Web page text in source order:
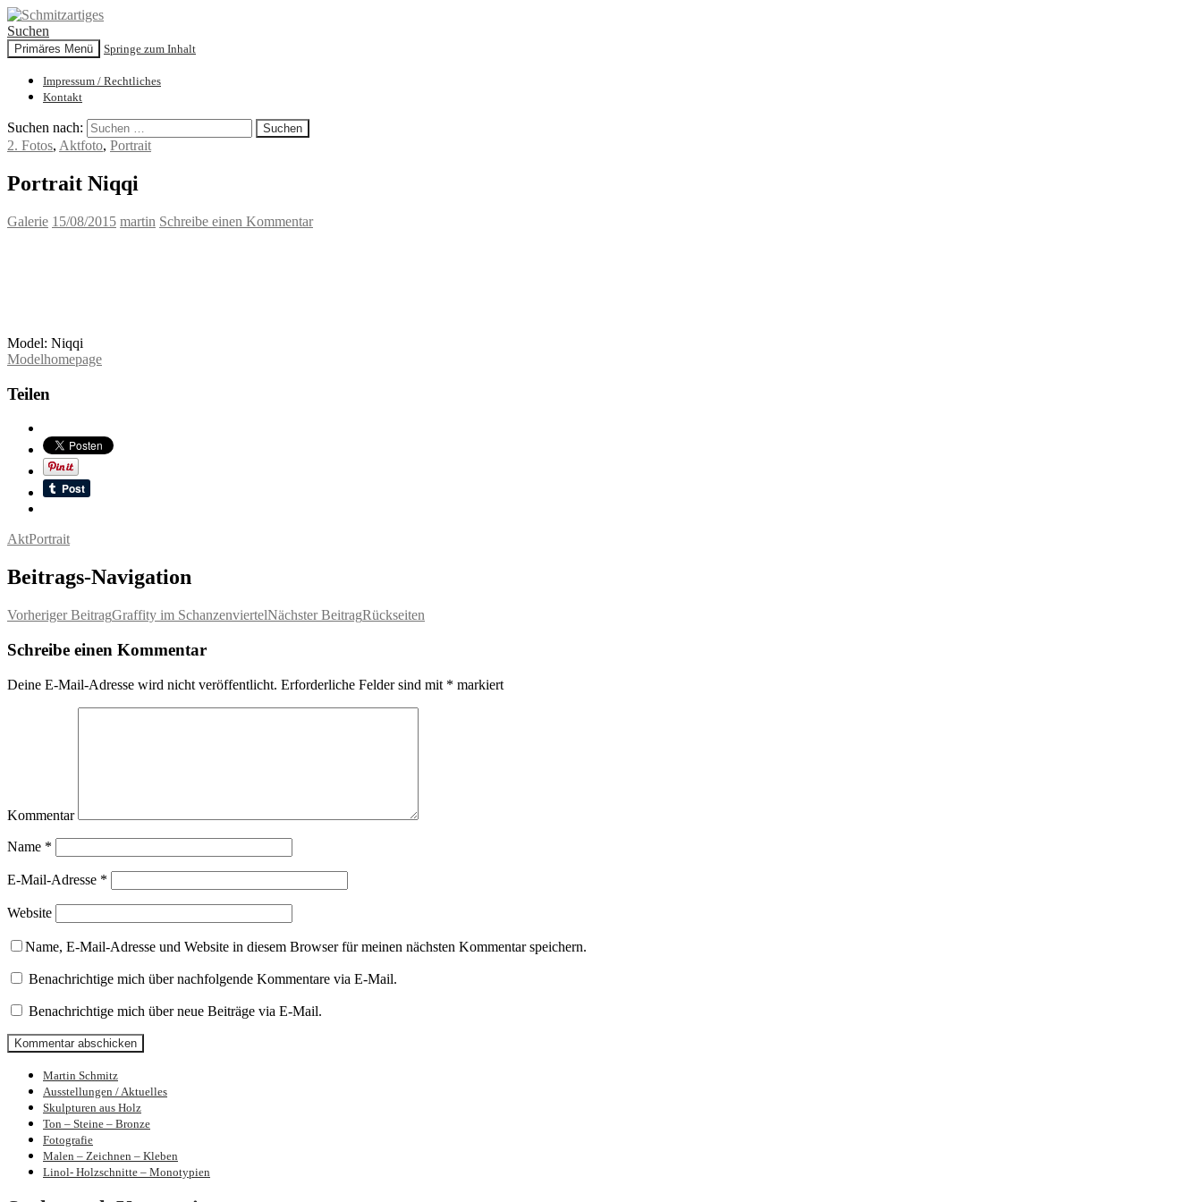
Schmitzartiges
Suchen
Primäres Menü Springe zum Inhalt
Impressum / Rechtliches
Kontakt
Suchen nach:
2. Fotos, Aktfoto, Portrait
Portrait Niqqi
Galerie 15/08/2015 martin Schreibe einen Kommentar
Model: Niqqi
Modelhomepage
Teilen
AktPortrait
Beitrags-Navigation
Vorheriger BeitragGraffity im SchanzenviertelNächster BeitragRückseiten
Schreibe einen Kommentar
Deine E-Mail-Adresse wird nicht veröffentlicht. Erforderliche Felder sind mit * markiert
Kommentar
Name *
E-Mail-Adresse *
Website
Name, E-Mail-Adresse und Website in diesem Browser für meinen nächsten Kommentar speichern.
Benachrichtige mich über nachfolgende Kommentare via E-Mail.
Benachrichtige mich über neue Beiträge via E-Mail.
Bilder und Skulpturen von Martin Schmitz
Martin Schmitz
Ausstellungen / Aktuelles
Skulpturen aus Holz
Ton – Steine – Bronze
Fotografie
Malen – Zeichnen – Kleben
Linol- Holzschnitte – Monotypien